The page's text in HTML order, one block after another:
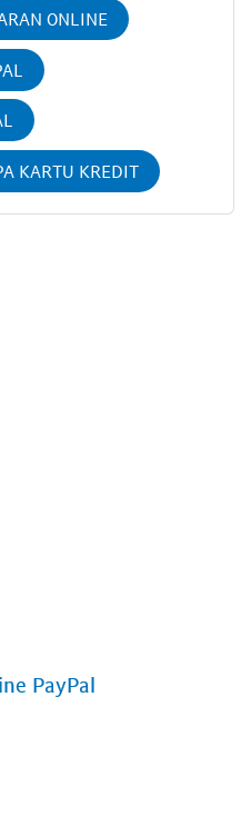
ONLINE
KARTU KREDIT
PayPal